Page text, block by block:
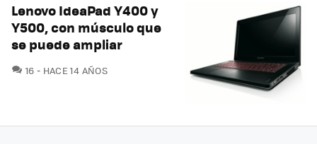
Lenovo IdeaPad Y400 y
Y500, con músculo que
se puede ampliar
16 COMENTARIOS
HACE 14 AÑOS